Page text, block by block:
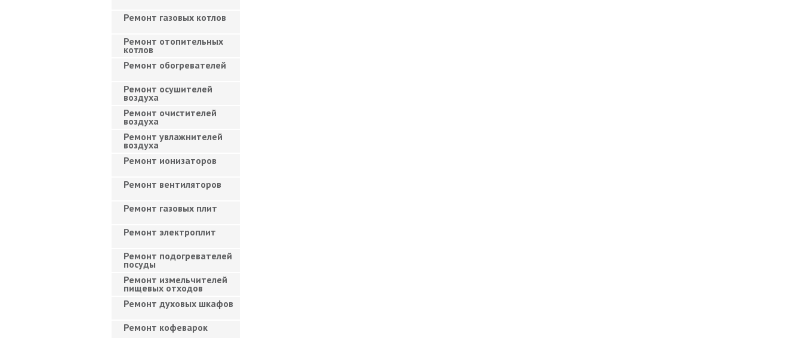
Ремонт газовых котлов
Ремонт отопительных
котлов
Ремонт обогревателей
Ремонт осушителей
воздуха
Ремонт очистителей
воздуха
Ремонт увлажнителей
воздуха
Ремонт ионизаторов
Ремонт вентиляторов
Ремонт газовых плит
Ремонт электроплит
Ремонт подогревателей
посуды
Ремонт измельчителей
пищевых отходов
Ремонт духовых шкафов
Ремонт кофеварок